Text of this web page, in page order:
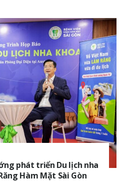
phát triển Du lịch nha
Hàm Mặt Sài Gòn